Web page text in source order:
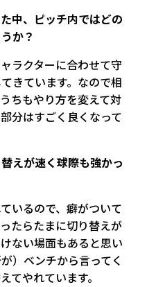
中、ピッチ内ではどの
か？
ラクターに合わせて守
きています。なので相
ちもやり方を変えて対
分はすごく良くなって
えが速く球際も強かっ
いるので、癖がついて
たらたまに切り替えが
ない場面もあると思い
）ベンチから言ってく
てやれています。